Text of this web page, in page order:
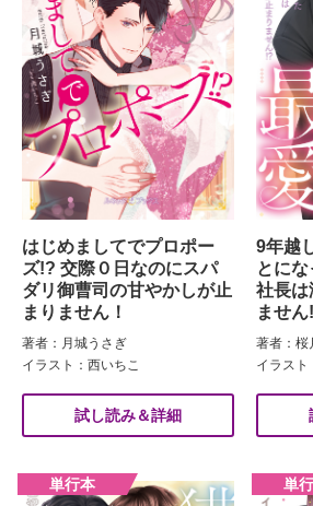
はじめましてでプロポー
ズ!? 交際０日なのにスパ
ダリ御曹司の甘やかしが止
まりません！
著者：月城うさぎ
イラスト：西いちこ
試し読み＆詳細
9年越
とに
社長は
ません
著者：桜
イラスト